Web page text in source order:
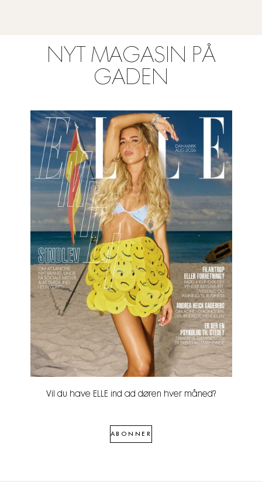
NYT MAGASIN PÅ
GADEN
Vil du have ELLE ind ad døren hver måned?
ABONNER